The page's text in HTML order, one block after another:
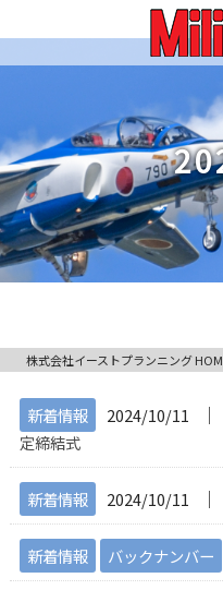
株式会社イーストプランニング
新着情報 2024/10/11 │
定締結式
新着情報 2024/10/11 │
新着情報 バックナンバー